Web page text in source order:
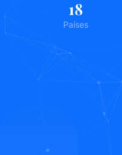
18
Países